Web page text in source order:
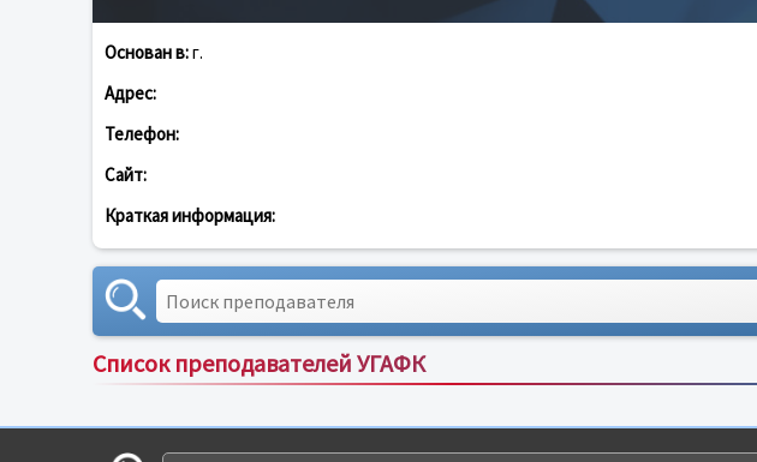
Основан в:г.
Адрес:
Телефон:
Сайт:
Краткая информация:
Список преподавателей УГАФК